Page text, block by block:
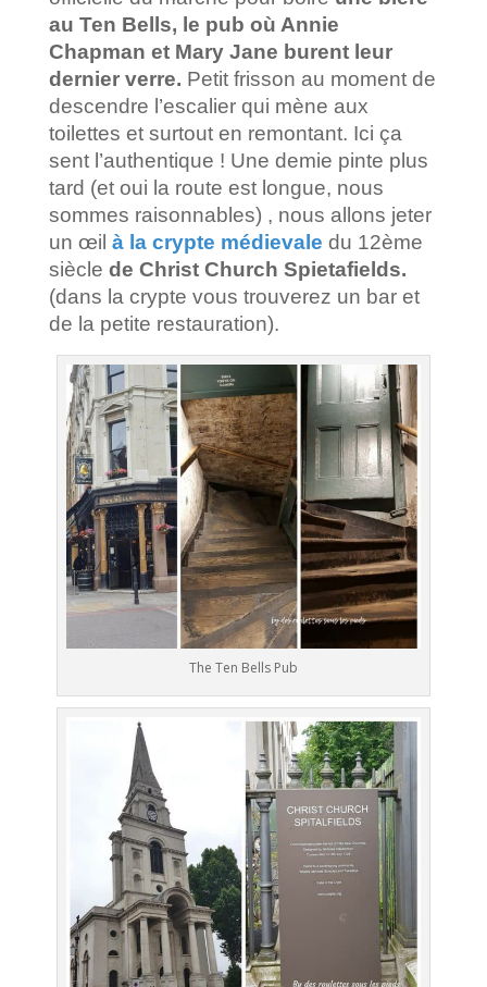
au Ten Bells, le pub où Annie
Chapman et Mary Jane burent leur
dernier verre. Petit frisson au moment de
descendre l’escalier qui mène aux
toilettes et surtout en remontant. Ici ça
sent l’authentique ! Une demie pinte plus
tard (et oui la route est longue, nous
sommes raisonnables) , nous allons jeter
un œil à la crypte médievale du 12ème
siècle de Christ Church Spietafields.
(dans la crypte vous trouverez un bar et
de la petite restauration).
The Ten Bells Pub